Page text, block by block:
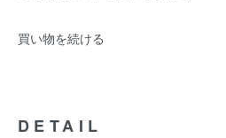
買い物を続ける
DETAIL